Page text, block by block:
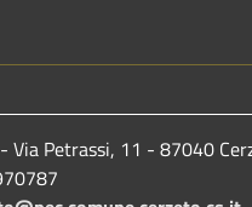
Via Petrassi, 11 - 87040